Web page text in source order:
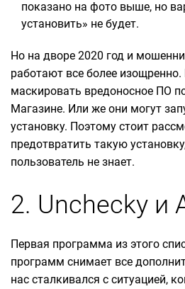
показано на фото выше, но
установить» не будет.
Но на дворе 2020 год и
работают все более
маскировать вредоносное ПО
Магазине. Или же они могут
установку. Поэтому стоит
предотвратить такую
пользователь не знает.
2. Unchecky и
Первая программа из этого
программ снимает все
нас сталкивался с ситуацией,